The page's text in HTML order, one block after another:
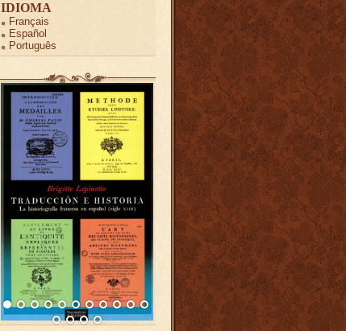
IDIOMA
Français
Español
Português